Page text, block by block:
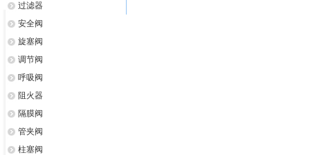
过滤器
安全阀
旋塞阀
调节阀
呼吸阀
阻火器
隔膜阀
管夹阀
柱塞阀